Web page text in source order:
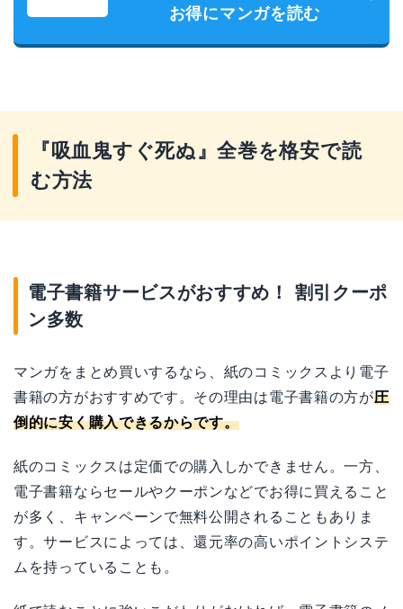
お得にマンガを読む
『吸血鬼すぐ死ぬ』全巻を格安で読
む方法
電子書籍サービスがおすすめ！ 割引クーポ
ン多数
マンガをまとめ買いするなら、紙のコミックスより電子
書籍の方がおすすめです。その理由は電子書籍の方が圧
倒的に安く購入できるからです。
紙のコミックスは定価での購入しかできません。一方、
電子書籍ならセールやクーポンなどでお得に買えること
が多く、キャンペーンで無料公開されることもありま
す。サービスによっては、還元率の高いポイントシステ
ムを持っていることも。